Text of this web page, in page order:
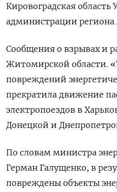
Кировоградская
администрации региона
Сообщения о взрывах и
Житомирской области.
повреждений
прекратила движение
электропоездов в
Донецкой и
По словам министра
Герман Галущенко, в
повреждены объекты